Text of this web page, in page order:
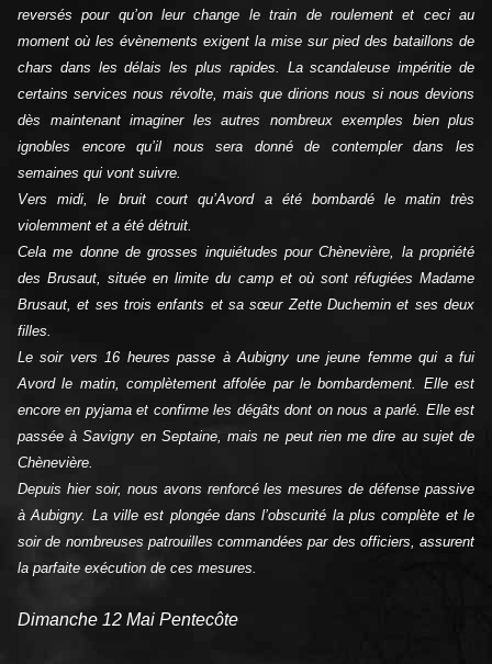
reversés pour qu’on leur change le train de roulement et ceci au
moment où les évènements exigent la mise sur pied des bataillons de
chars dans les délais les plus rapides. La scandaleuse impéritie de
certains services nous révolte, mais que dirions nous si nous devions
dès maintenant imaginer les autres nombreux exemples bien plus
ignobles encore qu’il nous sera donné de contempler dans les
semaines qui vont suivre.
Vers midi, le bruit court qu’Avord a été bombardé le matin très
violemment et a été détruit.
Cela me donne de grosses inquiétudes pour Chènevière, la propriété
des Brusaut, située en limite du camp et où sont réfugiées Madame
Brusaut, et ses trois enfants et sa sœur Zette Duchemin et ses deux
filles.
Le soir vers 16 heures passe à Aubigny une jeune femme qui a fui
Avord le matin, complètement affolée par le bombardement. Elle est
encore en pyjama et confirme les dégâts dont on nous a parlé. Elle est
passée à Savigny en Septaine, mais ne peut rien me dire au sujet de
Chènevière.
Depuis hier soir, nous avons renforcé les mesures de défense passive
à Aubigny. La ville est plongée dans l’obscurité la plus complète et le
soir de nombreuses patrouilles commandées par des officiers, assurent
la parfaite exécution de ces mesures.
Dimanche 12 Mai Pentecôte